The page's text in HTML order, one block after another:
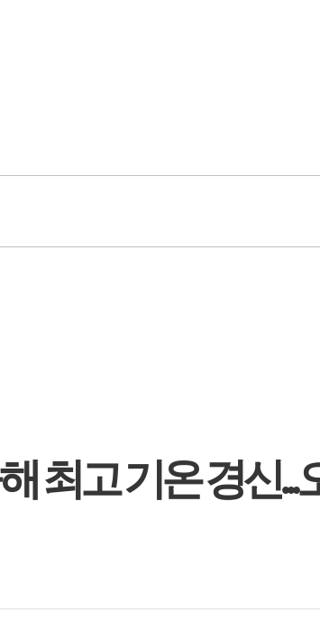
최고 기온 경신